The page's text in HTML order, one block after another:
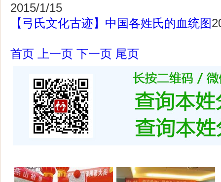
2015/1/15
【弓氏文化古迹】中国各姓氏的血统图
首页 上一页 下一页 尾页